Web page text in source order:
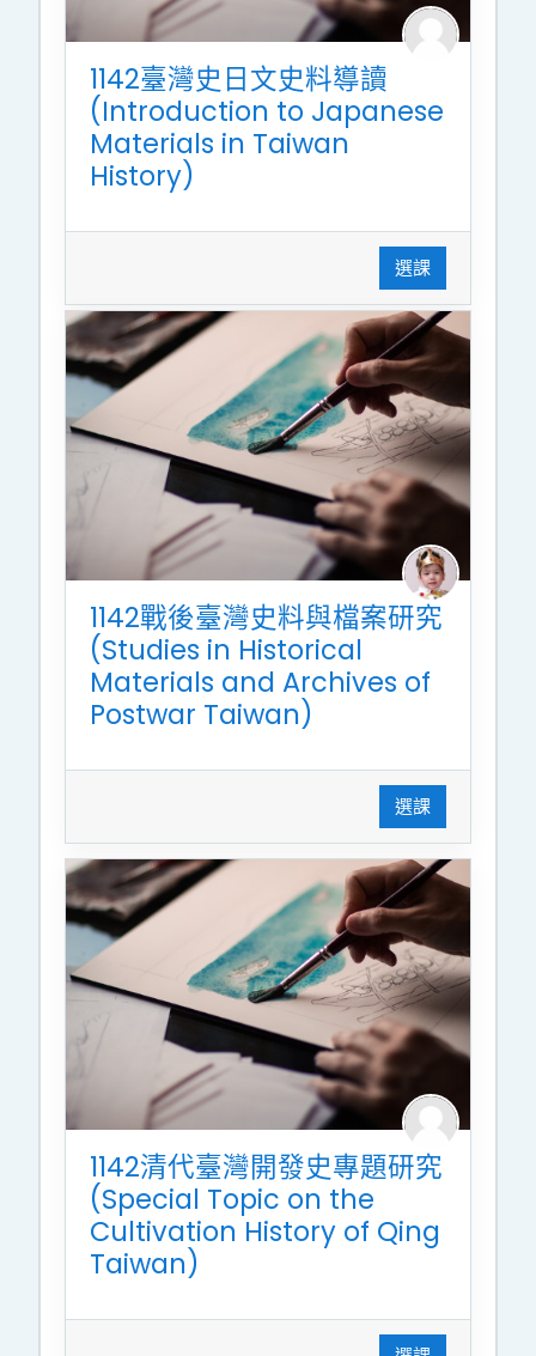
1142臺灣史日文史料導讀
(Introduction to Japanese
Materials in Taiwan
History)
選課
1142戰後臺灣史料與檔案研究
(Studies in Historical
Materials and Archives of
Postwar Taiwan)
選課
1142清代臺灣開發史專題研究
(Special Topic on the
Cultivation History of Qing
Taiwan)